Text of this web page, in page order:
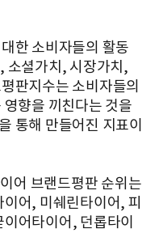
한 소비자들의 활동
소셜가치, 시장가치,
판지수는 소비자들의
향을 끼친다는 것을
통해 만들어진 지표이
어 브랜드평판 순위는
어, 미쉐린타이어, 피
어타이어, 던롭타이